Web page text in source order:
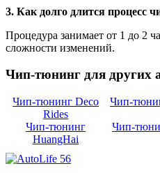
3. Как долго длится процесс
Процедура занимает от 1 до 2
сложности изменений.
Чип-тюнинг для других
Чип-тюнинг Deco
Rides
Чип-
Чип-тюнинг
HuangHai
Чип-